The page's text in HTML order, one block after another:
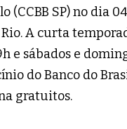
(CCBB SP) no dia
A curta
e sábados e
do Banco do
gratuitos.